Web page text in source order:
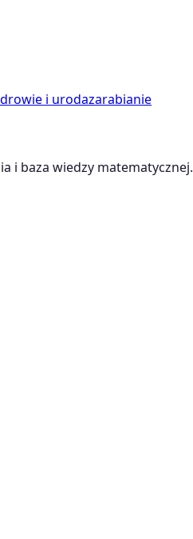
i urodazarabianie
i baza wiedzy matematycznej.